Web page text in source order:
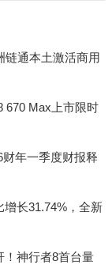
链通本土激活商用
670 Max上市限时
年一季度财报释
增长31.74%，全新
！神行者8首台量